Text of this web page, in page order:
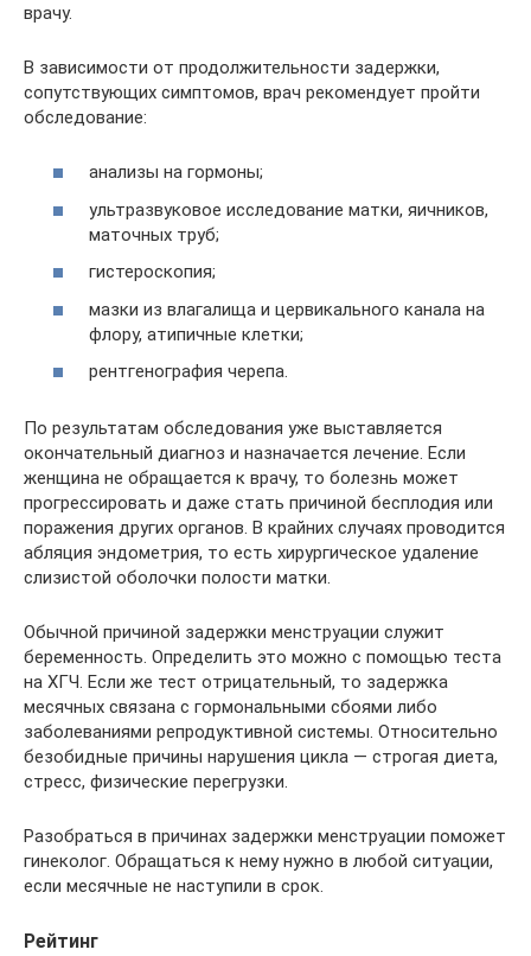
врачу.
В зависимости от продолжительности задержки,
сопутствующих симптомов, врач рекомендует пройти
обследование:
анализы на гормоны;
ультразвуковое исследование матки, яичников,
маточных труб;
гистероскопия;
мазки из влагалища и цервикального канала на
флору, атипичные клетки;
рентгенография черепа.
По результатам обследования уже выставляется
окончательный диагноз и назначается лечение. Если
женщина не обращается к врачу, то болезнь может
прогрессировать и даже стать причиной бесплодия или
поражения других органов. В крайних случаях проводится
абляция эндометрия, то есть хирургическое удаление
слизистой оболочки полости матки.
Обычной причиной задержки менструации служит
беременность. Определить это можно с помощью теста
на ХГЧ. Если же тест отрицательный, то задержка
месячных связана с гормональными сбоями либо
заболеваниями репродуктивной системы. Относительно
безобидные причины нарушения цикла — строгая диета,
стресс, физические перегрузки.
Разобраться в причинах задержки менструации поможет
гинеколог. Обращаться к нему нужно в любой ситуации,
если месячные не наступили в срок.
Рейтинг